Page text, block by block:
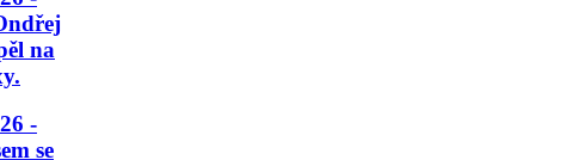
na
-
se